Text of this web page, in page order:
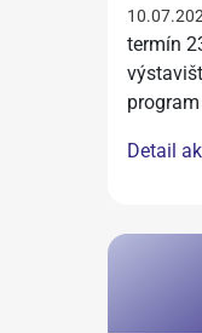
termín
Detail